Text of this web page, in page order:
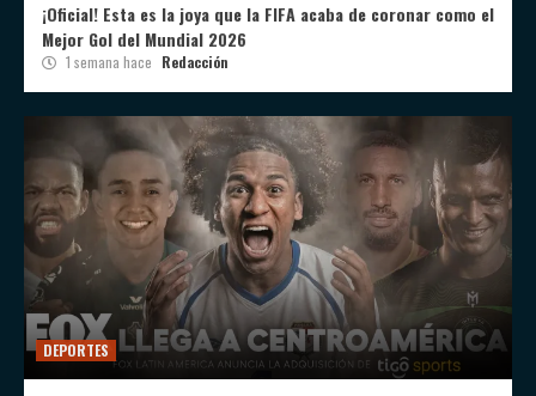
¡Oficial! Esta es la joya que la FIFA acaba de coronar como el
Mejor Gol del Mundial 2026
1 semana hace Redacción
DEPORTES